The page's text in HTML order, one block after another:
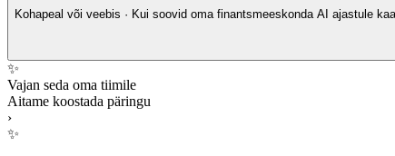
Kohapeal või veebis · Kui soovid oma finantsmeeskonda AI ajastule
✨
Vajan seda oma tiimile
Aitame koostada päringu
›
✨